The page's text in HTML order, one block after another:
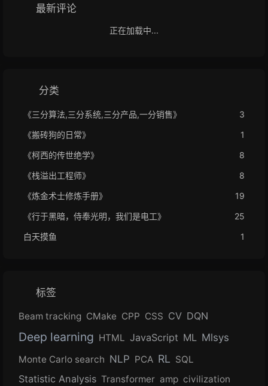
最新评论
正在加载中...
分类
《三分算法,三分系统,三分产品,一分销售》
3
《搬砖狗的日常》
1
《柯西的传世绝学》
8
《栈溢出工程师》
8
《炼金术士修炼手册》
19
《行于黑暗，侍奉光明，我们是电工》
25
白天摸鱼
1
标签
Beam tracking CMake CPP CSS CV DQN
Deep learning HTML JavaScript ML Mlsys
Monte Carlo search NLP PCA RL SQL
Statistic Analysis Transformer amp civilization